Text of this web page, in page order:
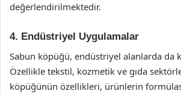
değerlendirilmektedir.
4. Endüstriyel Uygulamalar
Sabun köpüğü, endüstriyel alanlarda da
Özellikle tekstil, kozmetik ve gıda
köpüğünün özellikleri, ürünlerin